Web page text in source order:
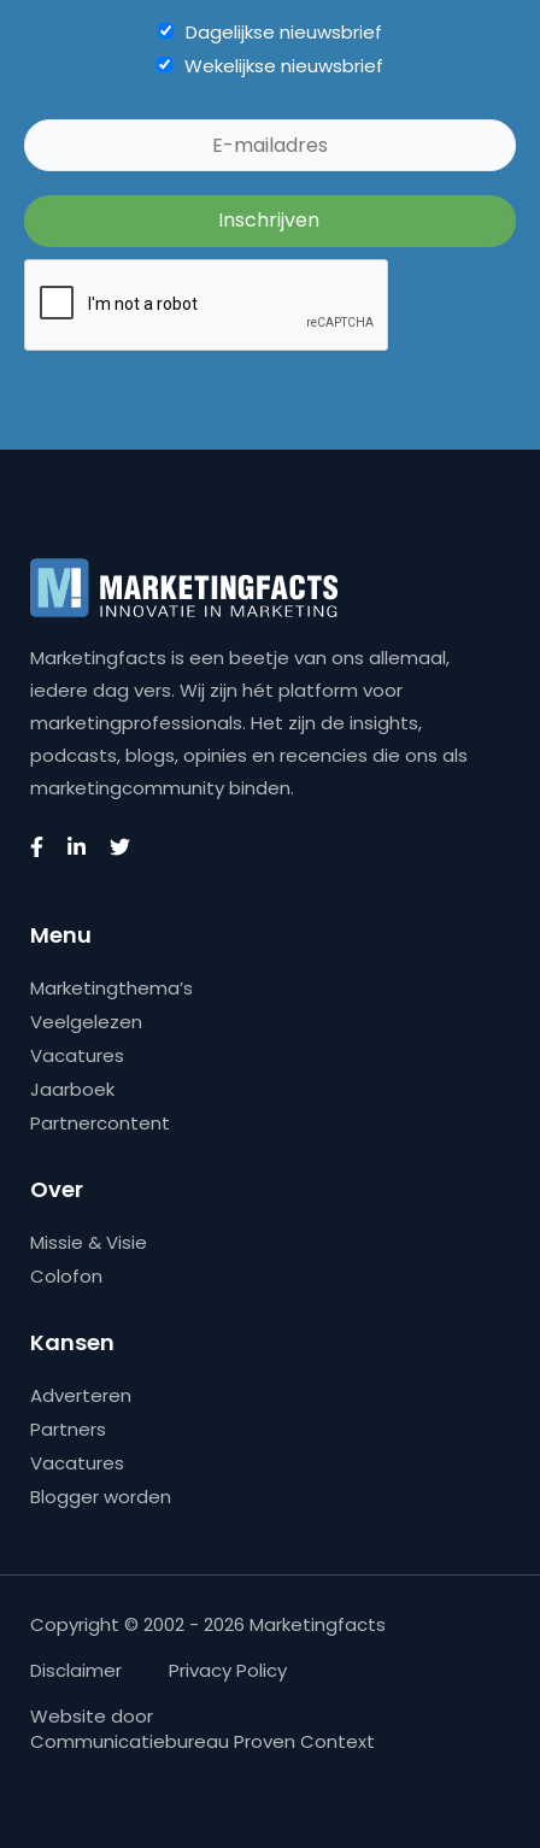
Dagelijkse nieuwsbrief
Wekelijkse nieuwsbrief
Marketingfacts is een beetje van ons allemaal,
iedere dag vers. Wij zijn hét platform voor
marketingprofessionals. Het zijn de insights,
podcasts, blogs, opinies en recencies die ons als
marketingcommunity binden.
Menu
Marketingthema’s
Veelgelezen
Vacatures
Jaarboek
Partnercontent
Over
Missie & Visie
Colofon
Kansen
Adverteren
Partners
Vacatures
Blogger worden
Copyright © 2002 - 2026 Marketingfacts
Disclaimer
Privacy Policy
Website door
Communicatiebureau Proven Context